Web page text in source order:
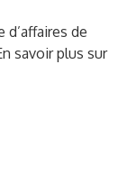
d’affaires de
savoir plus sur